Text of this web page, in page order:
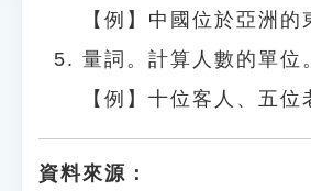
【例】中國位於亞洲的
量詞。計算人數的單位
【例】十位客人、五位
資料來源：